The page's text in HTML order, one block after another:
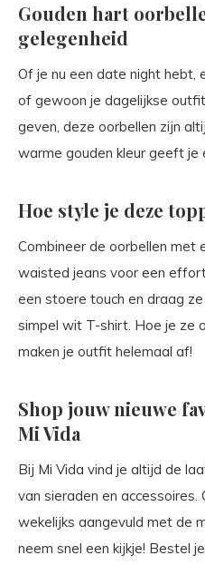
Gouden hart
gelegenheid
Of je nu een date night hebt,
of gewoon je dagelijkse
geven, deze oorbellen zijn
warme gouden kleur geeft je
Hoe style je deze
Combineer de oorbellen met
waisted jeans voor een
een stoere touch en draag
simpel wit T-shirt. Hoe je ze
maken je outfit helemaal af!
Shop jouw nieuwe
Mi Vida
Bij Mi Vida vind je altijd de
van sieraden en
wekelijks aangevuld met de
neem snel een kijkje! Bestel